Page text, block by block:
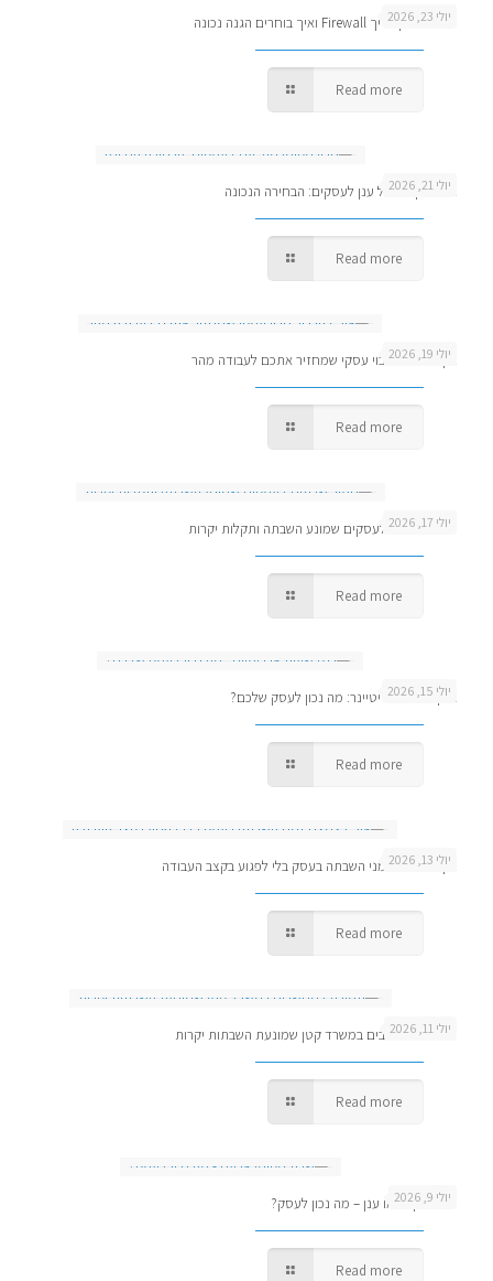
יולי 23, 2026
למה העסק צריך Firewall ואיך בוחרים הגנה נכונה
Read more
יולי 21, 2026
גיבוי מקומי מול ענן לעסקים: הבחירה הנכונה
Read more
יולי 19, 2026
איך להגדיר גיבוי עסקי שמחזיר אתכם לעבודה מהר
Read more
יולי 17, 2026
ניטור שרתים לעסקים שמונע השבתה ותקלות יקרות
Read more
יולי 15, 2026
בנק שעות או ריטיינר: מה נכון לעסק שלכם?
Read more
יולי 13, 2026
איך לצמצם זמני השבתה בעסק בלי לפגוע בקצב העבודה
Read more
יולי 11, 2026
תמיכה למחשבים במשרד קטן שמונעת השבתות יקרות
Read more
יולי 9, 2026
שרת מקומי או ענן – מה נכון לעסק?
Read more